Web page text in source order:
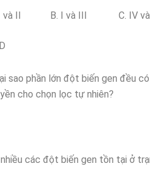
và II B. I và III C. IV
sao phần lớn đột biến gen đều
cho chọn lọc tự nhiên?
các đột biến gen tồn tại ở